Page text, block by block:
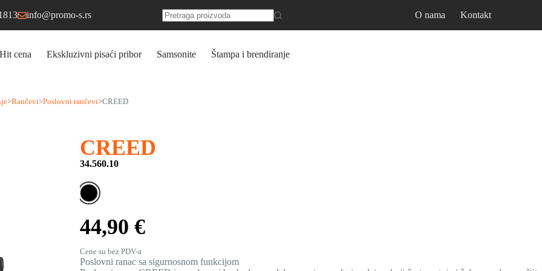
info@promo-s.rs
O nama Kontakt
Hit cena Ekskluzivni pisaći pribor Samsonite Štampa i brendiranje
>Rančevi>Poslovni rančevi>CREED
CREED
34.560.10
44,90 €
Cene su bez PDV-a
Poslovni ranac sa sigurnosnom funkcijom